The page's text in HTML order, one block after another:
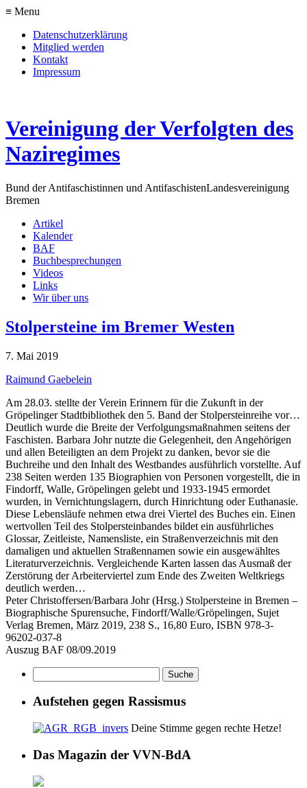
≡ Menu
Datenschutzerklärung
Mitglied werden
Kontakt
Impressum
Vereinigung der Verfolgten des
Naziregimes
Bund der Antifaschistinnen und AntifaschistenLandesvereinigung
Bremen
Artikel
Kalender
BAF
Buchbesprechungen
Videos
Links
Wir über uns
Stolpersteine im Bremer Westen
7. Mai 2019
Raimund Gaebelein
Am 28.03. stellte der Verein Erinnern für die Zukunft in der
Gröpelinger Stadtbibliothek den 5. Band der Stolpersteinreihe vor…
Deutlich wurde die Breite der Verfolgungsmaßnahmen seitens der
Faschisten. Barbara Johr nutzte die Gelegenheit, den Angehörigen
und allen Beteiligten an dem Projekt zu danken, bevor sie die
Buchreihe und den Inhalt des Westbandes ausführlich vorstellte. Auf
238 Seiten werden 135 Biographien von Personen vorgestellt, die in
Findorff, Walle, Gröpelingen gelebt und 1933-1945 ermordet
wurden, in Vernichtungslagern, durch Hinrichtung oder Euthanasie.
Diese Lebensläufe nehmen etwa drei Viertel des Buches ein. Einen
wertvollen Teil des Stolpersteinbandes bildet ein ausführliches
Glossar, Zeitleiste, Namensliste, ein Straßenverzeichnis mit den
damaligen und aktuellen Straßennamen sowie ein ausgewähltes
Literaturverzeichnis. Vergleichende Karten lassen das Ausmaß der
Zerstörung der Arbeiterviertel zum Ende des Zweiten Weltkriegs
deutlich werden…
Peter Christoffersen/Barbara Johr (Hrsg.) Stolpersteine in Bremen –
Biographische Spurensuche, Findorff/Walle/Gröpelingen, Sujet
Verlag Bremen, März 2019, 238 S., 16,80 Euro, ISBN 978-3-
96202-037-8
Auszug BAF 08/09.2019
Aufstehen gegen Rassismus
Deine Stimme gegen rechte Hetze!
Das Magazin der VVN-BdA